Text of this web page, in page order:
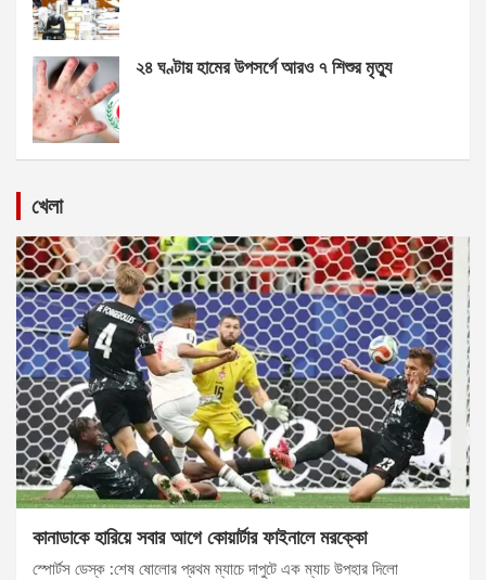
২৪ ঘণ্টায় হামের উপসর্গে আরও ৭ শিশুর মৃত্যু
খেলা
কানাডাকে হারিয়ে সবার আগে কোয়ার্টার ফাইনালে মরক্কো
স্পোর্টস ডেস্ক :শেষ ষোলোর প্রথম ম্যাচে দাপুটে এক ম্যাচ উপহার দিলো